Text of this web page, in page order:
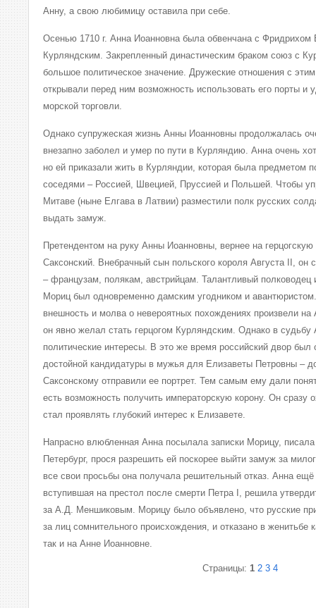
Анну, а свою любимицу оставила при себе.
Осенью 1710 г. Анна Иоанновна была обвенчана с Фридрихом
Курляндским. Закрепленный династическим браком союз с
большое политическое значение. Дружеские отношения с
открывали перед ним возможность использовать его порты и
морской торговли.
Однако супружеская жизнь Анны Иоанновны продолжалась
внезапно заболел и умер по пути в Курляндию. Анна очень
но ей приказали жить в Курляндии, которая была предметом
соседями – Россией, Швецией, Пруссией и Польшей. Чтобы
Митаве (ныне Елгава в Латвии) разместили полк русских
выдать замуж.
Претендентом на руку Анны Иоанновны, вернее на
Саксонский. Внебрачный сын польского короля Августа II, он
– французам, полякам, австрийцам. Талантливый полководец
Мориц был одновременно дамским угодником и
внешность и молва о невероятных похождениях произвели
он явно желал стать герцогом Курляндским. Однако в
политические интересы. В это же время российский двор был
достойной кандидатуры в мужья для Елизаветы Петровны –
Саксонскому отправили ее портрет. Тем самым ему дали
есть возможность получить императорскую корону. Он сразу
стал проявлять глубокий интерес к Елизавете.
Напрасно влюбленная Анна посылала записки Морицу,
Петербург, прося разрешить ей поскорее выйти замуж за
все свои просьбы она получала решительный отказ. Анна
вступившая на престол после смерти Петра I, решила
за А.Д. Меншиковым. Морицу было объявлено, что русские
за лиц сомнительного происхождения, и отказано в женитьбе
так и на Анне Иоанновне.
Страницы: 1 2 3 4